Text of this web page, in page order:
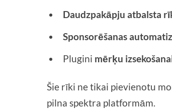
Daudzpakāpju atbalsta
Sponsorēšanas
Plugini mērķu
Šie rīki ne tikai pievienotu
pilna spektra platformām.